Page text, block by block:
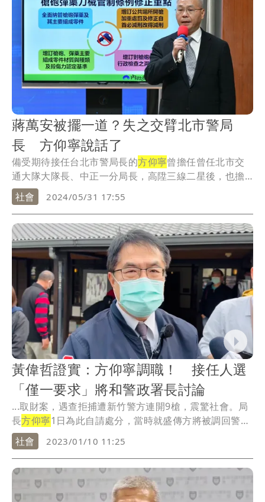
蔣萬安被擺一道？失之交臂北市警局
長 方仰寧說話了
備受期待接任台北市警局長的方仰寧曾擔任曾任北市交
通大隊大隊長、中正一分局長，高陞三線二星後，也擔
任過...
社會 2024/05/31 17:55
黃偉哲證實：方仰寧調職！ 接任人選
「僅一要求」將和警政署長討論
...取財案，遇查拒捕遭新竹警方連開9槍，震驚社會。局
長方仰寧1日為此自請處分，當時就盛傳方將被調回警政
署...
社會 2023/01/10 11:25